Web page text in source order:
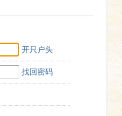
开只户头
找回密码